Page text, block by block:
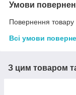
Умови
Повернення товару
Всі умови
З цим товаром